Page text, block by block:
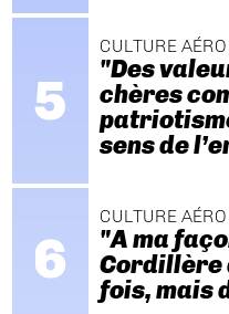
CULTURE AÉRO
"Des
chères
sens de
CULTURE AÉRO
"A ma
Cordillère
fois, mais